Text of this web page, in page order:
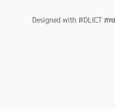
Designed with #DLICT ส